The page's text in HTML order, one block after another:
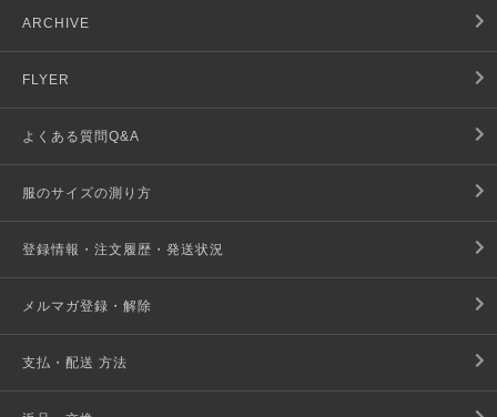
ARCHIVE
FLYER
よくある質問Q&A
服のサイズの測り方
登録情報・注文履歴・発送状況
メルマガ登録・解除
支払・配送 方法